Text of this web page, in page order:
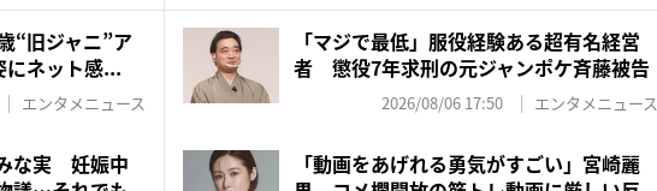
“旧ジャニ”ア
ネット感...
エンタメニュース
「マジで最低」服役経験ある超有名経営
者 懲役7年求刑の元ジャンポケ斉藤被告
2026/08/06 17:50 エンタメニュース
な実 妊娠中
「動画をあげれる勇気がすごい」宮崎麗